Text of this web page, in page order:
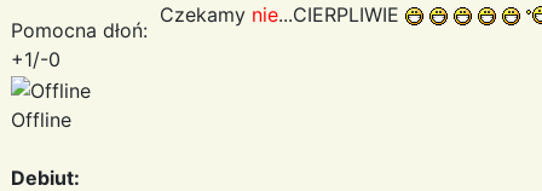
Pomocna dłoń:
+1/-0
Offline
Debiut:
Czekamy nie...CIERPLIWIE